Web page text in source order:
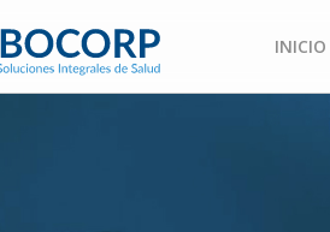
INICIO